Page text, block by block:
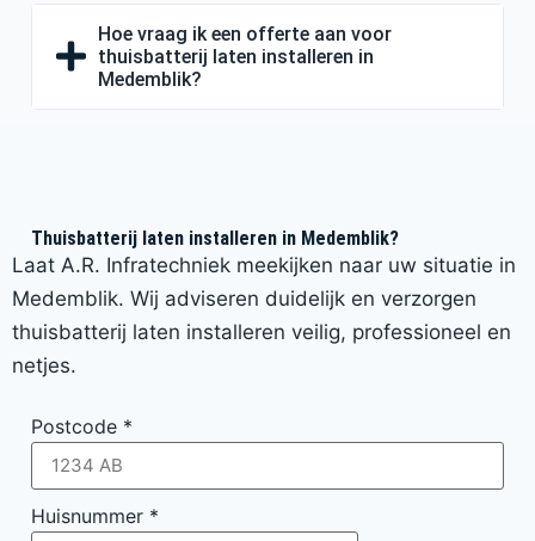
Hoe vraag ik een offerte aan voor
thuisbatterij laten installeren in
Medemblik?
Thuisbatterij laten installeren in Medemblik?
Laat A.R. Infratechniek meekijken naar uw situatie in
Medemblik. Wij adviseren duidelijk en verzorgen
thuisbatterij laten installeren veilig, professioneel en
netjes.
Postcode *
Huisnummer *